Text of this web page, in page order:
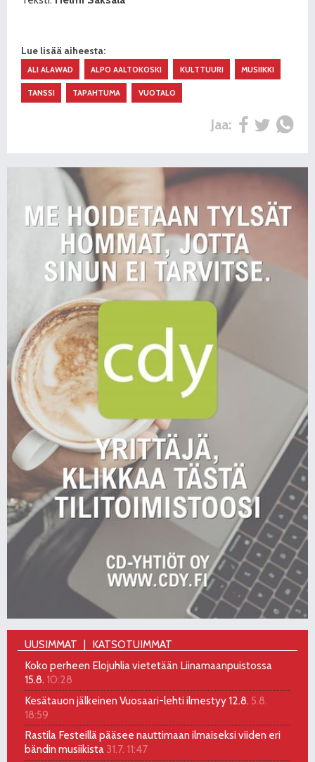
Lue lisää aiheesta:
ALI ALAWAD ALPO AALTOKOSKI KULTTUURI MUSIIKKI
TANSSI TAPAHTUMA VUOTALO
Jaa:
UUSIMMAT
KATSOTUIMMAT
Koko perheen Elojuhlia vietetään Liinamaanpuistossa
15.8. 10:28
Kesätauon jälkeinen Vuosaari-lehti ilmestyy 12.8. 5.8.
18:59
Rastila Festeillä pääsee nauttimaan ilmaiseksi viiden eri
bändin musiikista 31.7. 11:47